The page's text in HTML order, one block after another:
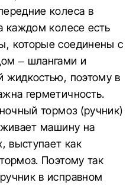
колеса в
каждом колесе есть
которые соединены с
– шлангами и
жидкостью, поэтому в
герметичность.
тормоз (ручник)
машину на
выступает как
Поэтому так
в исправном